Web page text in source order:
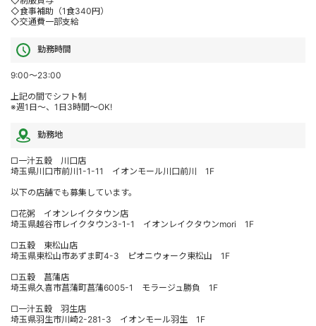
◇食事補助（1食340円）
◇交通費一部支給
勤務時間
9:00～23:00
上記の間でシフト制
※週1日～、1日3時間～OK!
勤務地
□一汁五穀 川口店
埼玉県川口市前川1-1-11 イオンモール川口前川 1F
以下の店舗でも募集しています。
□花粥 イオンレイクタウン店
埼玉県越谷市レイクタウン3-1-1 イオンレイクタウンmori 1F
□五穀 東松山店
埼玉県東松山市あずま町4-3 ピオニウォーク東松山 1F
□五穀 菖蒲店
埼玉県久喜市菖蒲町菖蒲6005-1 モラージュ勝負 1F
□一汁五穀 羽生店
埼玉県羽生市川崎2-281-3 イオンモール羽生 1F